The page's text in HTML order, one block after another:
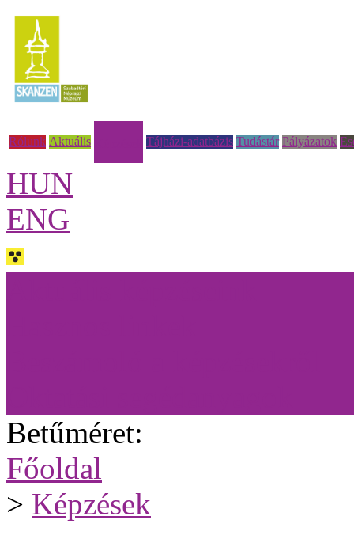
Rólunk Aktuális Tájházi-adatbázis Tudástár Pályázatok
HUN
ENG
Betűméret:
Főoldal
> Képzések